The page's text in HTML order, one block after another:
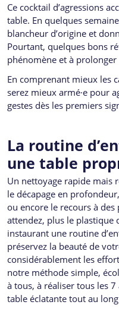
Ce cocktail d’agressions
table. En quelques
blancheur d’origine et
Pourtant, quelques bons
phénomène et à
En comprenant mieux les
serez mieux armé·e pour
gestes dès les premiers
La routine
une table
Un nettoyage rapide mais
le décapage en
ou encore le recours à
attendez, plus le plastique
instaurant une routine
préservez la beauté de
considérablement les
notre méthode simple,
à tous, à réaliser tous les
table éclatante tout au